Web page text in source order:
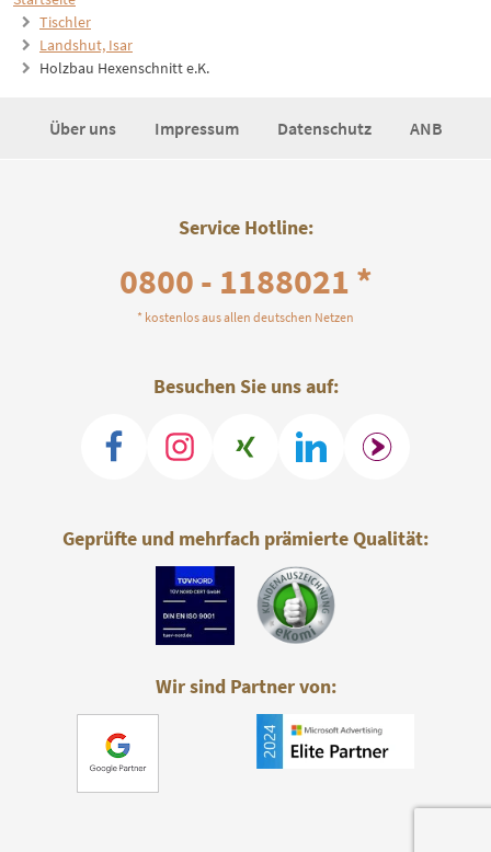
Tischler
Landshut, Isar
Holzbau Hexenschnitt e.K.
Über uns Impressum Datenschutz ANB
Service Hotline:
0800 - 1188021 *
* kostenlos aus allen deutschen Netzen
Besuchen Sie uns auf:
Geprüfte und mehrfach prämierte Qualität:
Wir sind Partner von: